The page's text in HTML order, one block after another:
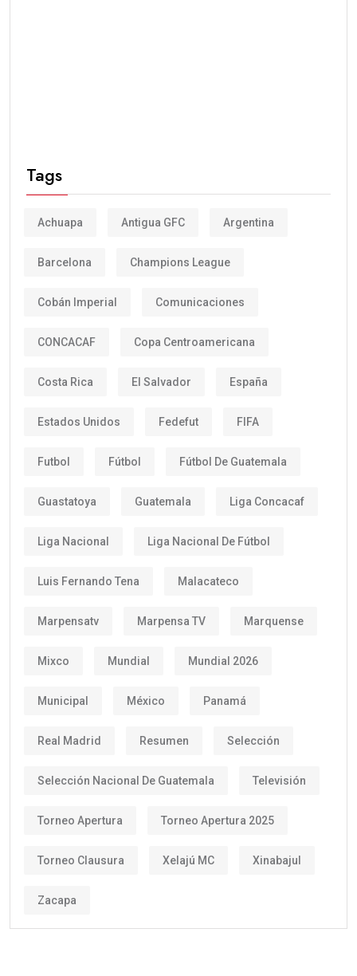
Tags
Achuapa Antigua GFC Argentina
Barcelona Champions League
Cobán Imperial Comunicaciones
CONCACAF Copa Centroamericana
Costa Rica El Salvador España
Estados Unidos Fedefut FIFA
Futbol Fútbol Fútbol De Guatemala
Guastatoya Guatemala Liga Concacaf
Liga Nacional Liga Nacional De Fútbol
Luis Fernando Tena Malacateco
Marpensatv Marpensa TV Marquense
Mixco Mundial Mundial 2026
Municipal México Panamá
Real Madrid Resumen Selección
Selección Nacional De Guatemala Televisión
Torneo Apertura Torneo Apertura 2025
Torneo Clausura Xelajú MC Xinabajul
Zacapa